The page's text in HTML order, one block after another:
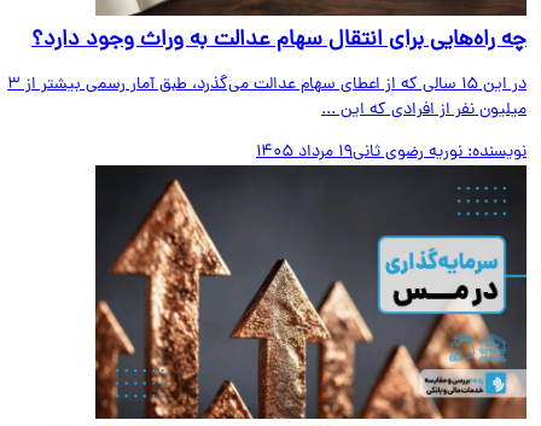
راه‌هایی برای انتقال سهام عدالت به وراث وجود دارد؟
در این ۱۵ سالی که از اعطای سهام عدالت می‌گذرد، طبق آمار رسمی بیشتر از ۳
نفر از افرادی که این ...
نوریه رضوی ثانی19 مرداد 1405